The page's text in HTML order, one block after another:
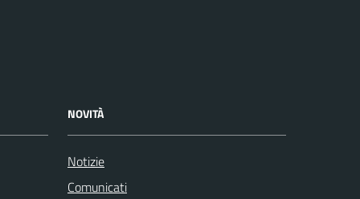
NOVITÀ
Notizie
Comunicati